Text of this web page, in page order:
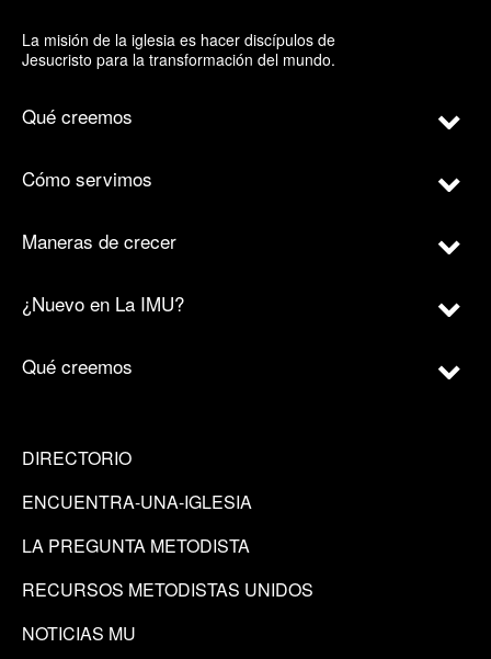
La misión de la iglesia es hacer discípulos de
Jesucristo para la transformación del mundo.
Qué creemos
Cómo servimos
Maneras de crecer
¿Nuevo en La IMU?
Qué creemos
DIRECTORIO
ENCUENTRA-UNA-IGLESIA
LA PREGUNTA METODISTA
RECURSOS METODISTAS UNIDOS
NOTICIAS MU